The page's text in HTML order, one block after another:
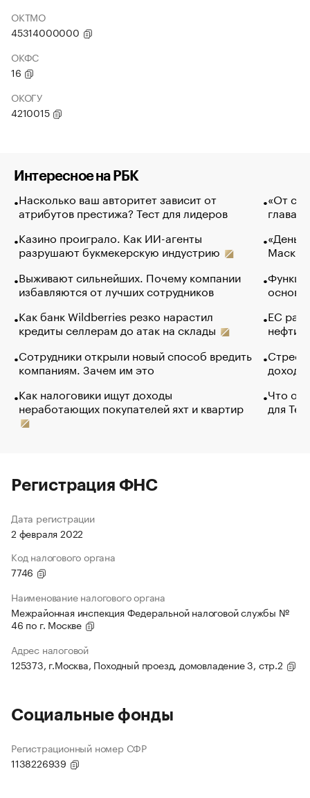
ОКТМО
45314000000
ОКФС
16
ОКОГУ
4210015
Интересное на РБК
Насколько ваш авторитет зависит от
атрибутов престижа? Тест для лидеров
Казино проиграло. Как ИИ-агенты
разрушают букмекерскую индустрию
Выживают сильнейших. Почему компании
избавляются от лучших сотрудников
Как банк Wildberries резко нарастил
кредиты селлерам до атак на склады
Сотрудники открыли новый способ вредить
компаниям. Зачем им это
Как налоговики ищут доходы
неработающих покупателей яхт и квартир
«От
глава
Маск в
основ
ЕС
нефти
Что
для
Регистрация ФНС
Дата регистрации
2 февраля 2022
Код налогового органа
7746
Наименование налогового органа
Межрайонная инспекция Федеральной налоговой службы №
46 по г. Москве
Адрес налоговой
125373, г.Москва, Походный проезд, домовладение 3, стр.2
Социальные фонды
Регистрационный номер СФР
1138226939